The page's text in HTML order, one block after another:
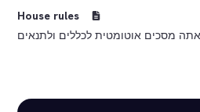
מסכים אוטומטית לכללים ולתנאים